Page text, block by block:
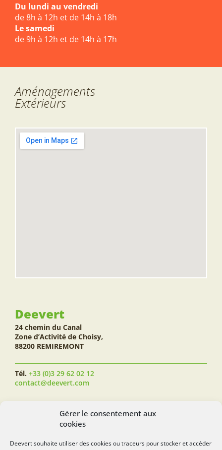
Gérer le consentement aux
cookies
Deevert souhaite utiliser des cookies ou traceurs pour stocker et accéder
Du lundi au vendredi
de 8h à 12h et de 14h à 18h
Le samedi
de 9h à 12h et de 14h à 17h
Aménagements
Extérieurs
Deevert
24 chemin du Canal
Zone d’Activité de Choisy,
88200 REMIREMONT
Tél. +33 (0)3 29 62 02 12
contact@deevert.com
SUIVEZ-NOUS...